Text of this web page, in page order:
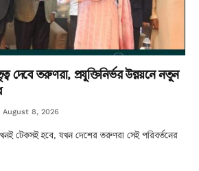
দেবে তরুণরা, প্রযুক্তিনির্ভর উন্নয়নে নতুন
August 8, 2026
তখনই টেকসই হবে, যখন দেশের তরুণরা সেই পরিবর্তনের